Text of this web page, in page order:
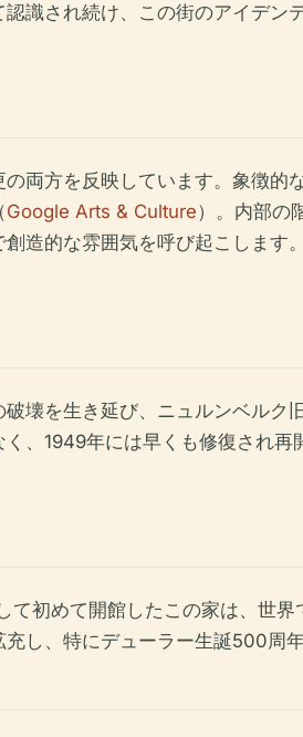
識され続け、この街のアイデ
両方を反映しています。象徴
Google Arts & Culture）。内部の
造的な雰囲気を呼び起こします。
壊を生き延び、ニュルンベルク
、1949年には早くも修復され
て初めて開館したこの家は、世
し、特にデューラー生誕500周